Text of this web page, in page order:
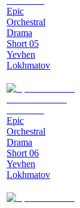
Epic
Orchestral
Drama
Short 05
Yevhen
Lokhmatov
Epic
Orchestral
Drama
Short 06
Yevhen
Lokhmatov